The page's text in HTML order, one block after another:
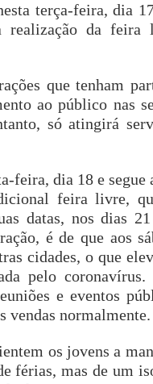
terça-feira, dia
realização da feira
que tenham
ao público nas
só atingirá
feira, dia 18 e segue
feira livre,
datas, nos dias
é de que aos
cidades, o que
pelo coronavírus.
e eventos
vendas normalmente.
os jovens a
férias, mas de um